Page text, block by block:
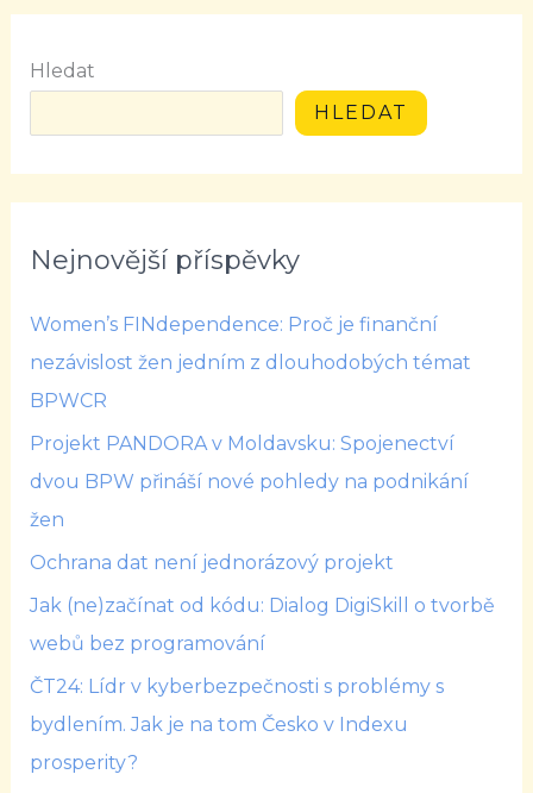
Hledat
HLEDAT
Nejnovější příspěvky
Women’s FINdependence: Proč je finanční
nezávislost žen jedním z dlouhodobých témat
BPWCR
Projekt PANDORA v Moldavsku: Spojenectví
dvou BPW přináší nové pohledy na podnikání
žen
Ochrana dat není jednorázový projekt
Jak (ne)začínat od kódu: Dialog DigiSkill o tvorbě
webů bez programování
ČT24: Lídr v kyberbezpečnosti s problémy s
bydlením. Jak je na tom Česko v Indexu
prosperity?